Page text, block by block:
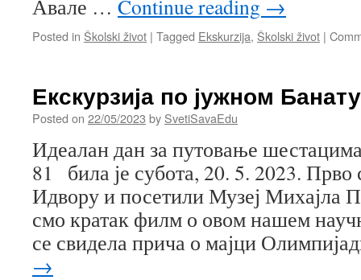
Авале … Continue reading →
Posted in Školski život | Tagged Ekskurzija, Školski život |
Екскурзија по јужном Банату
Posted on 22/05/2023 by SvetiSavaEdu
Идеалан дан за путовање
81 била је субота, 20. 5. 2023. Прво
Идвору и посетили Музеј Михајла
смо кратак филм о овом нашем
се свидела прича о мајци
→